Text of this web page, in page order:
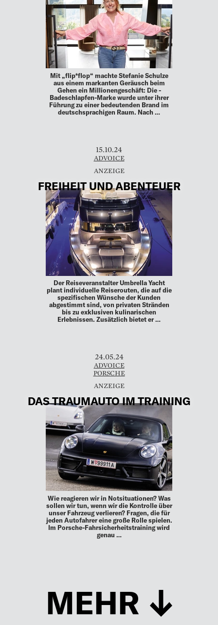
Mit „flip*flop“ machte Stefanie Schulze
aus einem ­markanten Geräusch beim
Gehen ein ­Millionengeschäft: Die ­
Badeschlapfen-Marke wurde unter ihrer
Führung zu einer bedeutenden Brand im
deutschsprachigen Raum. Nach …
15.10.24
ADVOICE
FREIHEIT UND ABENTEUER
Der Reiseveranstalter Umbrella Yacht
plant individuelle Reiserouten, die auf die
spezifischen Wünsche der Kunden
abgestimmt sind, von privaten Stränden
bis zu exklusiven kulinarischen
Erlebnissen. Zusätzlich bietet er …
24.05.24
ADVOICE
PORSCHE
DAS TRAUMAUTO IM TRAINING
Wie reagieren wir in Notsituationen? Was
sollen wir tun, wenn wir die Kontrolle über
unser Fahrzeug verlieren? Fragen, die für
jeden Autofahrer eine große Rolle spielen.
Im Porsche-Fahrsicherheitstraining wird
genau …
MEHR